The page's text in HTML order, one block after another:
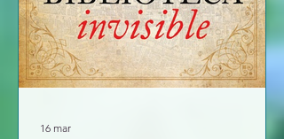
16 mar